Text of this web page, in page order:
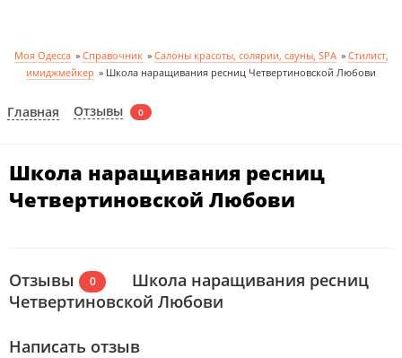
Моя Одесса » Справочник » Салоны красоты, солярии, сауны, SPA » Стилист,
имиджмейкер » Школа наращивания ресниц Четвертиновской Любови
Главная Отзывы 0
Школа наращивания ресниц
Четвертиновской Любови
Отзывы 0
Школа наращивания ресниц
Четвертиновской Любови
Написать отзыв